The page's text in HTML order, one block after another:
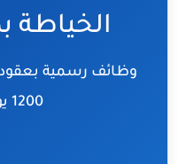
الخياطة
وظائف رسمية بعقود
1200 يورو شهريًا